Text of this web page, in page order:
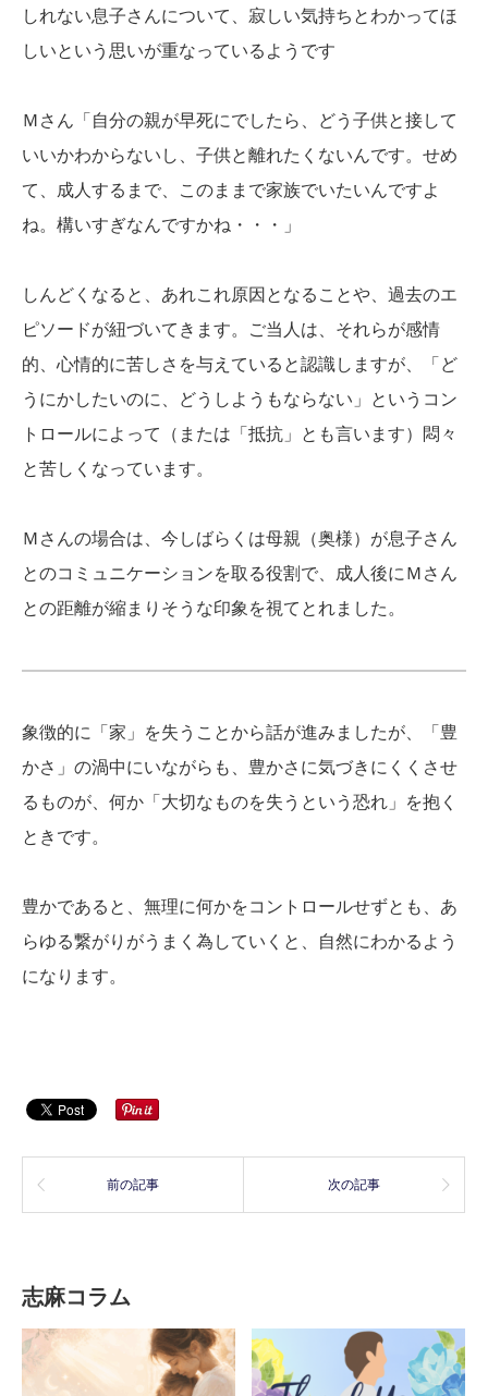
しれない息子さんについて、寂しい気持ちとわかってほ
しいという思いが重なっているようです
Ｍさん「自分の親が早死にでしたら、どう子供と接して
いいかわからないし、子供と離れたくないんです。せめ
て、成人するまで、このままで家族でいたいんですよ
ね。構いすぎなんですかね・・・」
しんどくなると、あれこれ原因となることや、過去のエ
ピソードが紐づいてきます。ご当人は、それらが感情
的、心情的に苦しさを与えていると認識しますが、「ど
うにかしたいのに、どうしようもならない」というコン
トロールによって（または「抵抗」とも言います）悶々
と苦しくなっています。
Ｍさんの場合は、今しばらくは母親（奥様）が息子さん
とのコミュニケーションを取る役割で、成人後にＭさん
との距離が縮まりそうな印象を視てとれました。
象徴的に「家」を失うことから話が進みましたが、「豊
かさ」の渦中にいながらも、豊かさに気づきにくくさせ
るものが、何か「大切なものを失うという恐れ」を抱く
ときです。
豊かであると、無理に何かをコントロールせずとも、あ
らゆる繋がりがうまく為していくと、自然にわかるよう
になります。
前の記事 次の記事
志麻コラム